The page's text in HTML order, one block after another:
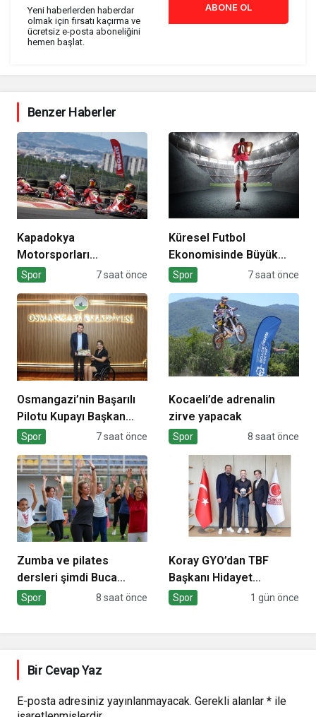
Yeni haberlerden haberdar
olmak için fırsatı kaçırma ve
ücretsiz e-posta aboneliğini
hemen başlat.
ABONE OL
Benzer Haberler
Kapadokya
Motorsporları
Kompleksi Açılıyor
Spor 7 saat önce
Küresel Futbol
Ekonomisinde Büyük
Dönüşüm!
Spor 7 saat önce
Osmangazi’nin Başarılı
Pilotu Kupayı Başkan
Aydın’la Paylaştı
Spor 7 saat önce
Kocaeli’de adrenalin
zirve yapacak
Spor 8 saat önce
Zumba ve pilates
dersleri şimdi Buca
Arena Stadı’nda
Spor 8 saat önce
Koray GYO’dan TBF
Başkanı Hidayet
Türkoğlu’na ziyaret
Spor 1 gün önce
Bir Cevap Yaz
E-posta adresiniz yayınlanmayacak. Gerekli alanlar * ile